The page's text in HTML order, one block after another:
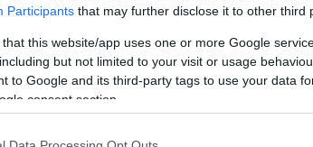
Participants that may further disclose it to other third
that this website/app uses one or more Google
but not limited to your visit or usage
to Google and its third-party tags to use your data
consent section.
το μεσημέριστην πλατεία
οι δημόσιοι υπάλληλοι διεκδικούν:
στους μισθούς άμεσα